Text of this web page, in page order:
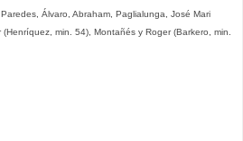
Álvaro, Abraham, Paglialunga, José Mari
min. 54), Montañés y Roger (Barkero, min.